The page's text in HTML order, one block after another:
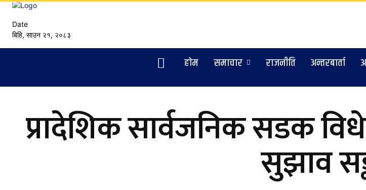
Date
बिहि, साउन २१, २०८३
हाेम समाचार राजनीति अन्तरबार्ता
प्रादेशिक सार्वजनिक सडक
सुझाव